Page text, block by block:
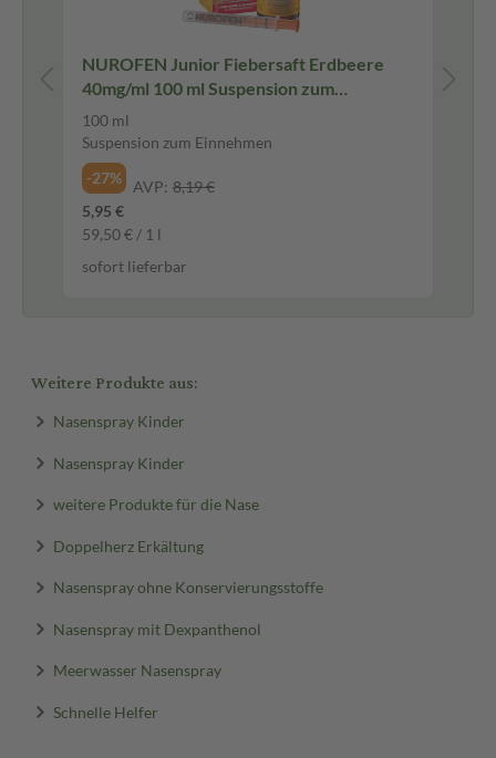
NUROFEN Junior Fiebersaft Erdbeere
40mg/ml 100 ml Suspension zum
Einnehmen
100 ml
Suspension zum Einnehmen
-27%
AVP: 8,19 €
5,95 €
59,50 € / 1 l
sofort lieferbar
Weitere Produkte aus:
Nasenspray Kinder
Nasenspray Kinder
weitere Produkte für die Nase
Doppelherz Erkältung
Nasenspray ohne Konservierungsstoffe
Nasenspray mit Dexpanthenol
Meerwasser Nasenspray
Schnelle Helfer